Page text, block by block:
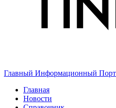
Главный Информационный
Главная
Новости